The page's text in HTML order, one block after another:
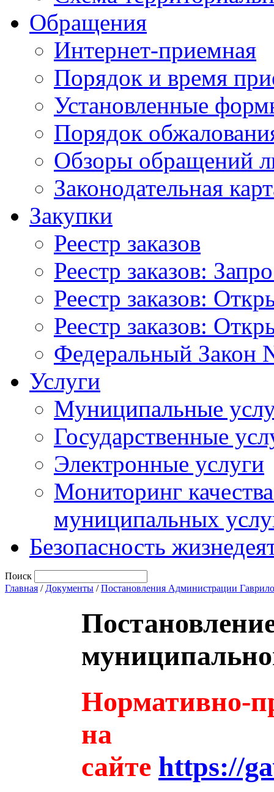
Обращения
Интернет-приемная
Порядок и время
Установленные
Порядок
Обзоры обращений
Законодательная
Закупки
Реестр заказов
Реестр заказов:
Реестр заказов:
Реестр заказов:
Федеральный Закон
Услуги
Муниципальные
Государственные
Электронные услуги
Мониторинг
муниципальных
Безопасность
Поиск
Главная / Документы /Постановления Администрации
Нормативно-
на
сайте https://